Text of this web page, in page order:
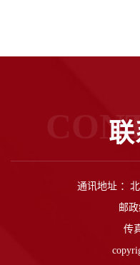
通讯地址 ：
邮
传